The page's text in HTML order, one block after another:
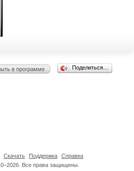
в программе Поделиться…
Все права защищены.
Скачать Поддержка Справка